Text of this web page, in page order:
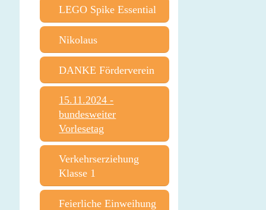
LEGO Spike Essential
Nikolaus
DANKE Förderverein
15.11.2024 -
bundesweiter
Vorlesetag
Verkehrserziehung
Klasse 1
Feierliche Einweihung